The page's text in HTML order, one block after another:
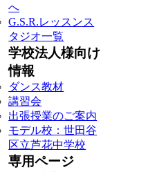
へ
G.S.R.レッスンス
タジオ一覧
学校法人様向け
情報
ダンス教材
講習会
出張授業のご案内
モデル校：世田谷
区立芦花中学校
専用ページ